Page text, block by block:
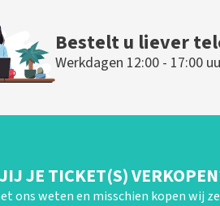
Bestelt u liever
Werkdagen 12:00 - 17:00
JE TICKET(S)
ons weten en misschien kopen wij